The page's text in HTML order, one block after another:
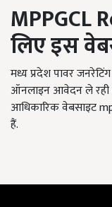
MPPGCL
लिए इस
मध्य प्रदेश पावर
ऑनलाइन आवेदन ले रही
आधिकारिक वेबसाइट
हैं.